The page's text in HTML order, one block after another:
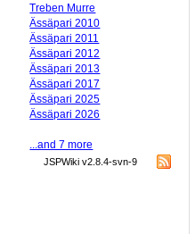
Treben Murre
Ässäpari 2010
Ässäpari 2011
Ässäpari 2012
Ässäpari 2013
Ässäpari 2017
Ässäpari 2025
Ässäpari 2026
...and 7 more
JSPWiki v2.8.4-svn-9